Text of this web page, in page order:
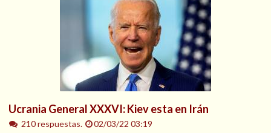
Ucrania General XXXVI: Kiev esta en Irán
210 respuestas.
02/03/22 03:19